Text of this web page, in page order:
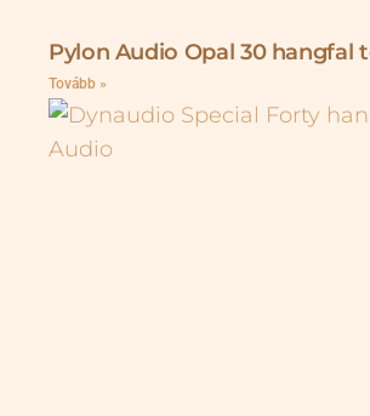
Pylon Audio Opal 30 hangfal
Tovább »